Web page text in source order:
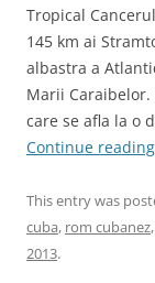
Tropical
145 km ai
albastra a
Marii
care se afla la o
Continue reading
This entry was
cuba, rom cubanez,
2013.